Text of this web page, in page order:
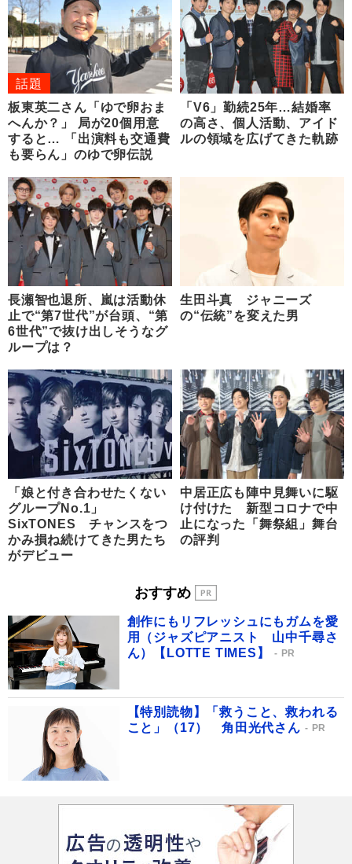
話題
板東英二さん「ゆで卵おま
へんか？」 局が20個用意
すると… 「出演料も交通費
も要らん」のゆで卵伝説
「V6」勤続25年…結婚率
の高さ、個人活動、アイド
ルの領域を広げてきた軌跡
長瀬智也退所、嵐は活動休
止で“第7世代”が台頭、“第
6世代”で抜け出しそうなグ
ループは？
生田斗真 ジャニーズ
の“伝統”を変えた男
「娘と付き合わせたくない
グループNo.1」
SixTONES チャンスをつ
かみ損ね続けてきた男たち
がデビュー
中居正広も陣中見舞いに駆
け付けた 新型コロナで中
止になった「舞祭組」舞台
の評判
おすすめ
創作にもリフレッシュにもガムを愛
用（ジャズピアニスト 山中千尋さ
ん）【LOTTE TIMES】
PR
【特別読物】「救うこと、救われる
こと」（17） 角田光代さん
PR